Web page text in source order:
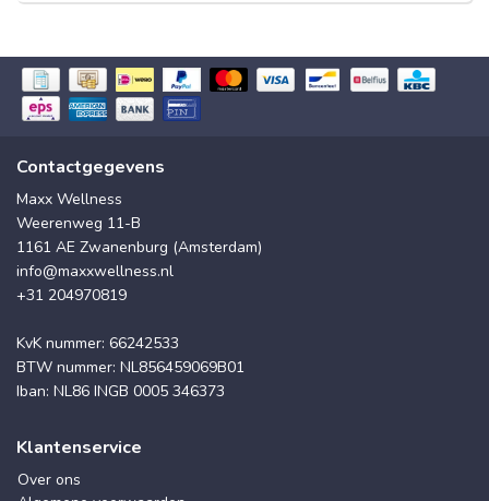
Contactgegevens
Maxx Wellness
Weerenweg 11-B
1161 AE Zwanenburg (Amsterdam)
info@maxxwellness.nl
+31 204970819
KvK nummer: 66242533
BTW nummer: NL856459069B01
Iban: NL86 INGB 0005 346373
Klantenservice
Over ons